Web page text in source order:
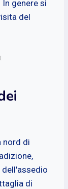
genere si
del
nord di
di